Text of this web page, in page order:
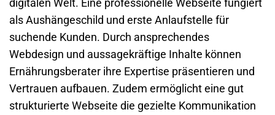
als Aushängeschild und erste Anlaufstelle für
suchende Kunden. Durch ansprechendes
Webdesign und aussagekräftige Inhalte können
Ernährungsberater ihre Expertise präsentieren und
Vertrauen aufbauen. Zudem ermöglicht eine gut
strukturierte Webseite die gezielte Kommunikation